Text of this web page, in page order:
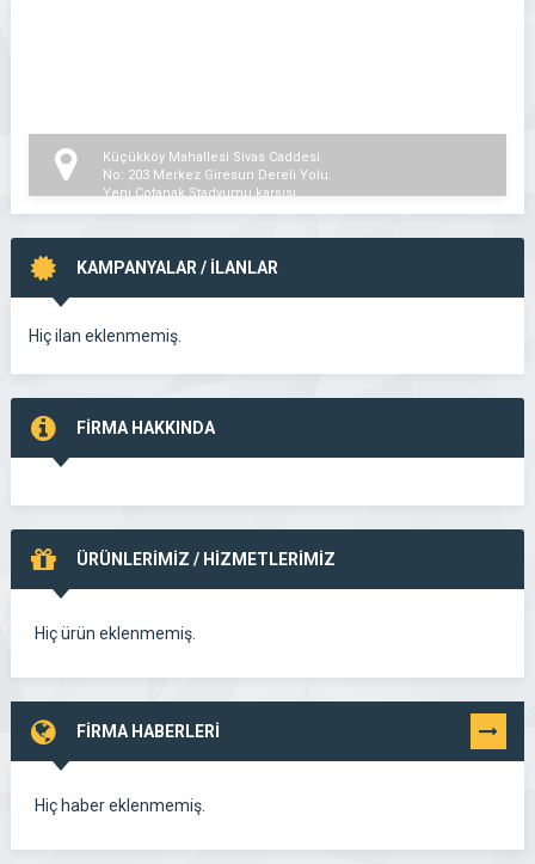
Küçükköy Mahallesi Sivas Caddesi
No: 203 Merkez Giresun Dereli Yolu.
Yeni Çotanak Stadyumu karşısı.
KAMPANYALAR / İLANLAR
Hiç ilan eklenmemiş.
FİRMA HAKKINDA
ÜRÜNLERİMİZ / HİZMETLERİMİZ
Hiç ürün eklenmemiş.
FİRMA HABERLERİ TÜMÜNÜ
GÖR
Hiç haber eklenmemiş.